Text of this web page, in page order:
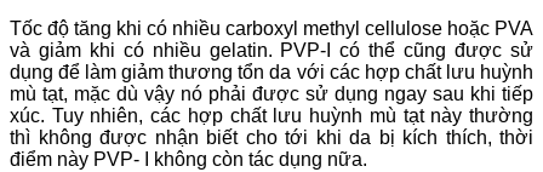
Tốc độ tăng khi có nhiều carboxyl methyl cellulose hoặc PVA
và giảm khi có nhiều gelatin. PVP-I có thể cũng được sử
dụng để làm giảm thương tổn da với các hợp chất lưu huỳnh
mù tạt, mặc dù vậy nó phải được sử dụng ngay sau khi tiếp
xúc. Tuy nhiên, các hợp chất lưu huỳnh mù tạt này thường
thì không được nhận biết cho tới khi da bị kích thích, thời
điểm này PVP- I không còn tác dụng nữa.